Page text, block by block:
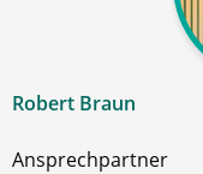
Robert Braun
Ansprechpartner